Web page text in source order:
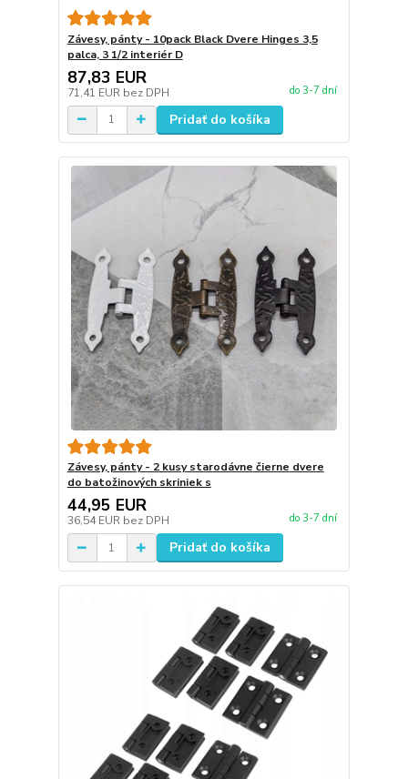
Závesy, pánty - 10pack Black Dvere Hinges 3,5
palca, 3 1/2 interiér D
87,83 EUR
71,41 EUR bez DPH do 3-7 dní
Pridať do košíka
Závesy, pánty - 2 kusy starodávne čierne dvere
do batožinových skriniek s
44,95 EUR
36,54 EUR bez DPH do 3-7 dní
Pridať do košíka